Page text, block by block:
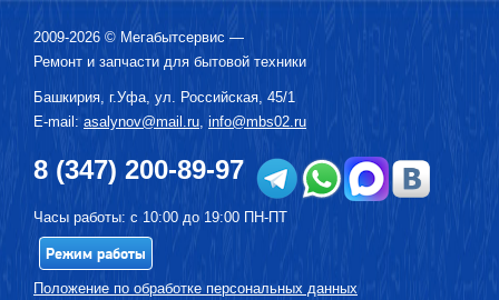
2009-2026 © Мегабытсервис —
Ремонт и запчасти для бытовой техники
Башкирия, г.Уфа, ул. Российская, 45/1
E-mail: asalynov@mail.ru, info@mbs02.ru
8 (347) 200-89-97
Часы работы: с 10:00 до 19:00 ПН-ПТ
Режим работы
Положение по обработке персональных данных